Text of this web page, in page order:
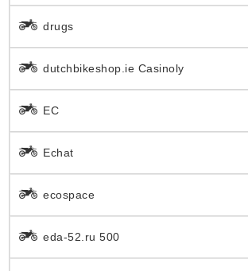
drugs
dutchbikeshop.ie Casinoly
EC
Echat
ecospace
eda-52.ru 500